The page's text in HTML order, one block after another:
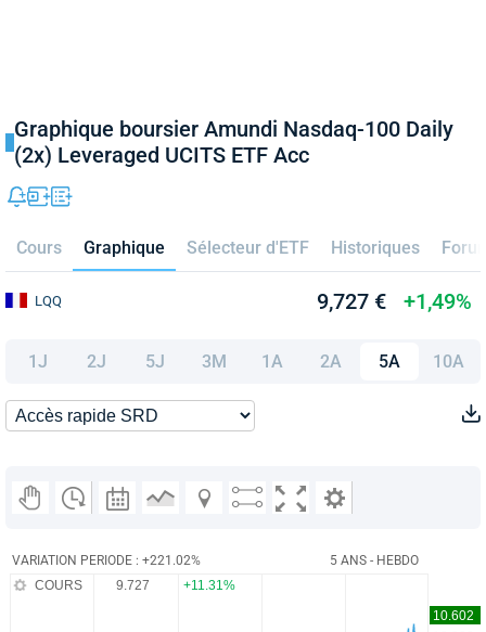
Graphique boursier Amundi Nasdaq-100 Daily
(2x) Leveraged UCITS ETF Acc
Cours Graphique Sélecteur d'ETF Historiques
LQQ 9,727 € +1,49%
1J 2J 5J 3M 1A 2A 5A 10A
VARIATION PERIODE : +221.02% 5 ANS - HEBDO
COURS 9.727 +11.31%